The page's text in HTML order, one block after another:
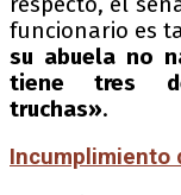
funcionario es
su abuela no
tiene tres
truchas».
Incumplimiento